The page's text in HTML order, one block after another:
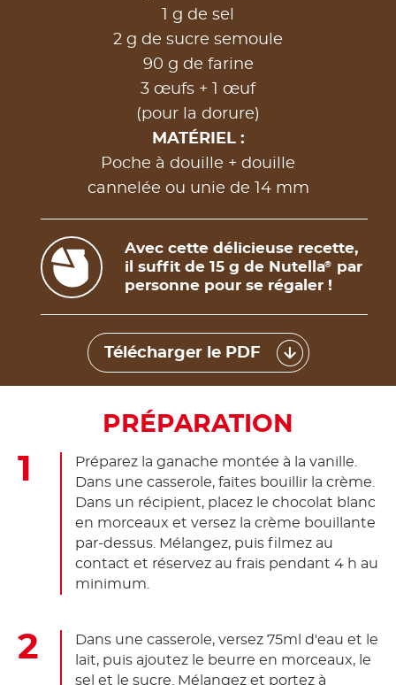
1 g de sel
2 g de sucre semoule
90 g de farine
3 œufs + 1 œuf
(pour la dorure)
MATÉRIEL :
Poche à douille + douille
cannelée ou unie de 14 mm
Avec cette délicieuse recette,
il suffit de 15 g de Nutella®
par
personne pour se régaler !
Télécharger le PDF
PRÉPARATION
Préparez la ganache montée à la vanille.
Dans une casserole, faites bouillir la crème.
Dans un récipient, placez le chocolat blanc
en morceaux et versez la crème bouillante
par-dessus. Mélangez, puis filmez au
contact et réservez au frais pendant 4 h au
minimum.
Dans une casserole, versez 75ml d'eau et le
lait, puis ajoutez le beurre en morceaux, le
sel et le sucre. Mélangez et portez à